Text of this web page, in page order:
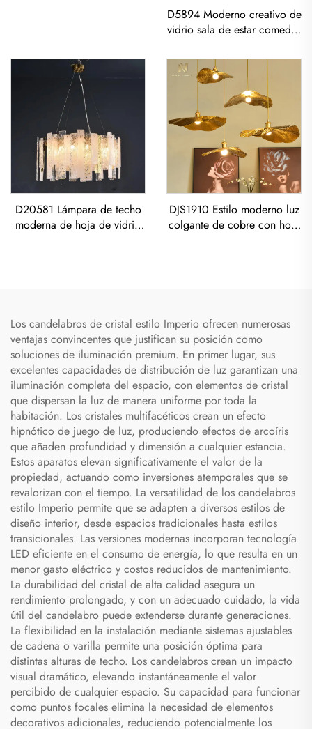
D5894 Moderno creativo de
vidrio sala de estar comedor
led con Pendiente Dorado
D20581 Lámpara de techo
moderna de hoja de vidrio
DJS1910 Estilo moderno luz
colgante de cobre con hoja
Los candelabros de cristal estilo Imperio ofrecen numerosas
ventajas convincentes que justifican su posición como
soluciones de iluminación premium. En primer lugar, sus
excelentes capacidades de distribución de luz garantizan una
iluminación completa del espacio, con elementos de cristal
que dispersan la luz de manera uniforme por toda la
habitación. Los cristales multifacéticos crean un efecto
hipnótico de juego de luz, produciendo efectos de arcoíris
que añaden profundidad y dimensión a cualquier estancia.
Estos aparatos elevan significativamente el valor de la
propiedad, actuando como inversiones atemporales que se
revalorizan con el tiempo. La versatilidad de los candelabros
estilo Imperio permite que se adapten a diversos estilos de
diseño interior, desde espacios tradicionales hasta estilos
transicionales. Las versiones modernas incorporan tecnología
LED eficiente en el consumo de energía, lo que resulta en un
menor gasto eléctrico y costos reducidos de mantenimiento.
La durabilidad del cristal de alta calidad asegura un
rendimiento prolongado, y con un adecuado cuidado, la vida
útil del candelabro puede extenderse durante generaciones.
La flexibilidad en la instalación mediante sistemas ajustables
de cadena o varilla permite una posición óptima para
distintas alturas de techo. Los candelabros crean un impacto
visual dramático, elevando instantáneamente el valor
percibido de cualquier espacio. Su capacidad para funcionar
como puntos focales elimina la necesidad de elementos
decorativos adicionales, reduciendo potencialmente los